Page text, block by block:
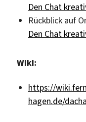
Den Chat
Rückblick auf
Den Chat
Wiki:
https://
hagen.de/